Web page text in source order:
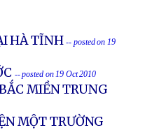
HÀ TĨNH -- posted on 19
-- posted on 19 Oct 2010
MIỀN TRUNG
MỘT TRƯỜNG